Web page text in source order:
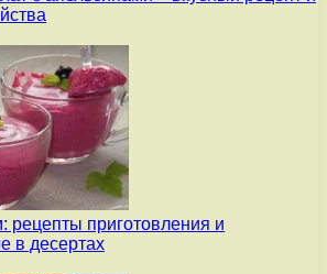
рецепты приготовления и
в десертах